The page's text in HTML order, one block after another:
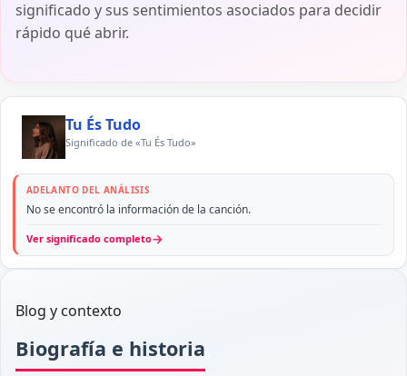
significado y sus sentimientos asociados para decidir
rápido qué abrir.
Tu És Tudo
Significado de «Tu És Tudo»
ADELANTO DEL ANÁLISIS
No se encontró la información de la canción.
Ver significado completo→
Blog y contexto
Biografía e historia